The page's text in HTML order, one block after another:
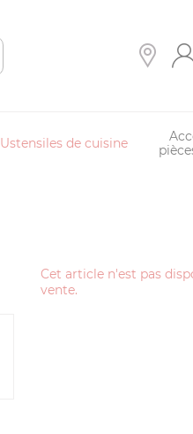
Ustensiles de cuisine
Cet article n'est pas
vente.